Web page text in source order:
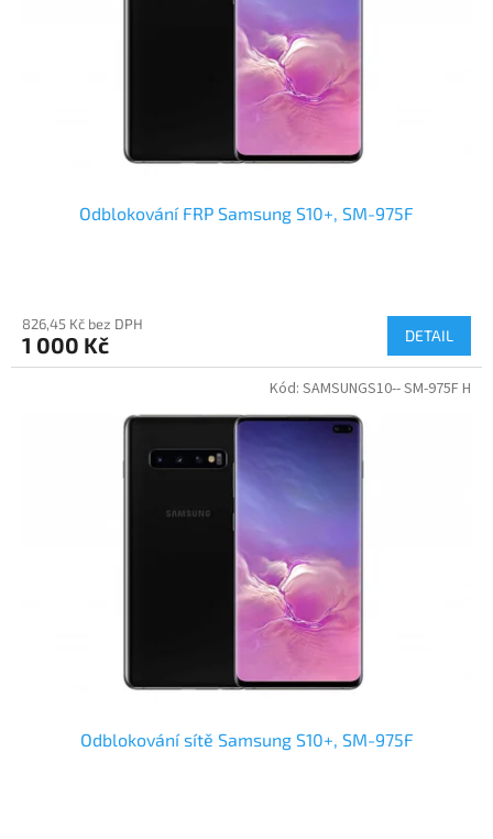
Odblokování FRP Samsung S10+, SM-975F
826,45 Kč bez DPH
1 000 Kč DETAIL
Odblokování sítě Samsung S10+, SM-975F
Kód: SAMSUNGS10-- SM-975F H